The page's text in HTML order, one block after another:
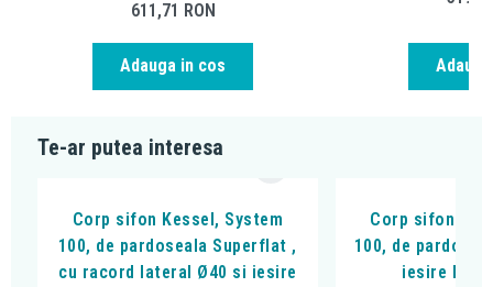
611,71 RON
Adauga in cos
Te-ar putea interesa
Corp sifon Kessel, System
100, de pardoseala Superflat ,
cu racord lateral Ø40 si iesire
Corp sifon
100, de
iesire